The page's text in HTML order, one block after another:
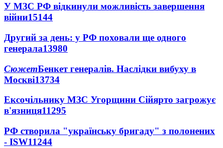
У МЗС РФ відкинули можливість завершення
війни15144
Другий за день: у РФ поховали ще одного
генерала13980
СюжетБенкет генералів. Наслідки вибуху в
Москві13734
Ексочільнику МЗС Угорщини Сійярто загрожує
в'язниця11295
РФ створила "українську бригаду" з полонених
- ISW11244